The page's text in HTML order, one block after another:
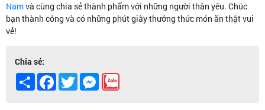
Namvà cùng chia sẻ thành phẩm với những người thân yêu. Chúc
bạn thành công và có những phút giây thưởng thức món ăn thật vui
vẻ!
Chia sẻ:
Share FacebookTwitterMessenger